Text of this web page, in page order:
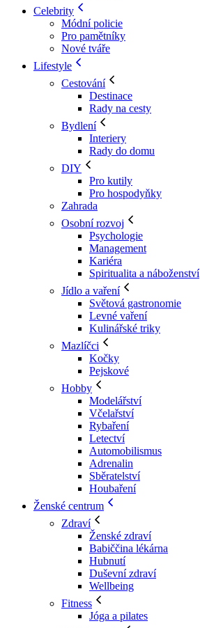
Celebrity
Módní policie
Pro pamětníky
Nové tváře
Lifestyle
Cestování
Destinace
Rady na cesty
Bydlení
Interiery
Rady do domu
DIY
Pro kutily
Pro hospodyňky
Zahrada
Osobní rozvoj
Psychologie
Management
Kariéra
Spiritualita a náboženství
Jídlo a vaření
Světová gastronomie
Levné vaření
Kulinářské triky
Mazlíčci
Kočky
Pejskové
Hobby
Modelářství
Včelařství
Rybaření
Letectví
Automobilismus
Adrenalin
Sběratelství
Houbaření
Ženské centrum
Zdraví
Ženské zdraví
Babiččina lékárna
Hubnutí
Duševní zdraví
Wellbeing
Fitness
Jóga a pilates